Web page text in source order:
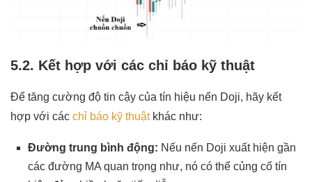
5.2. Kết hợp với các chỉ báo kỹ thuật
Để tăng cường độ tin cậy của tín hiệu nến Doji, hãy kết
hợp với các chỉ báo kỹ thuậtkhác như:
Đường trung bình động: Nếu nến Doji xuất hiện gần
các đường MA quan trọng như, nó có thể củng cố tín